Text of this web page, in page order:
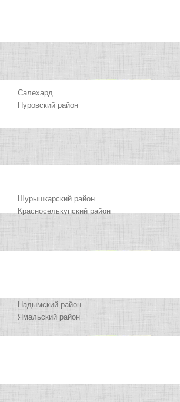
Салехард
Пуровский район
Шурышкарский район
Красноселькупский район
Надымский район
Ямальский район